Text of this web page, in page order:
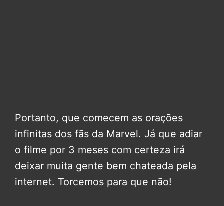
Portanto, que comecem as orações
infinitas dos fãs da Marvel. Já que adiar
o filme por 3 meses com certeza irá
deixar muita gente bem chateada pela
internet. Torcemos para que não!